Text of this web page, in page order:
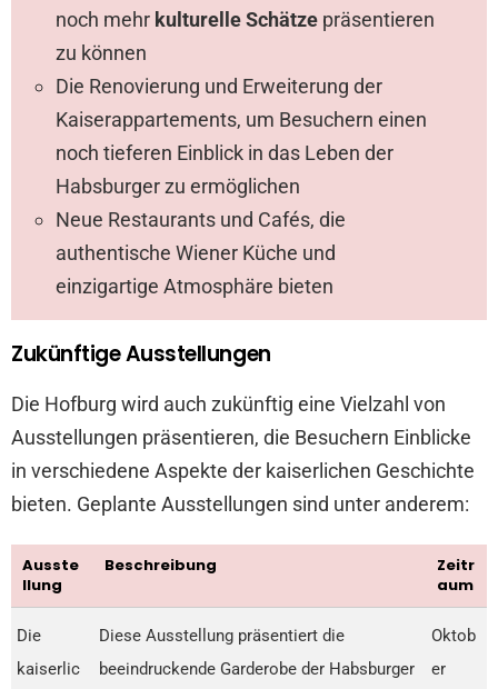
noch mehr kulturelle Schätze präsentieren
zu können
Die Renovierung und Erweiterung der
Kaiserappartements, um Besuchern einen
noch tieferen Einblick in das Leben der
Habsburger zu ermöglichen
Neue Restaurants und Cafés, die
authentische Wiener Küche und
einzigartige Atmosphäre bieten
Zukünftige Ausstellungen
Die Hofburg wird auch zukünftig eine Vielzahl von
Ausstellungen präsentieren, die Besuchern Einblicke
in verschiedene Aspekte der kaiserlichen Geschichte
bieten. Geplante Ausstellungen sind unter anderem:
Ausste
llung
Beschreibung
Zeitr
aum
Die
kaiserlic
Diese Ausstellung präsentiert die
beeindruckende Garderobe der Habsburger
Oktob
er